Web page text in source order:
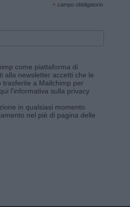
* campo obbligatorio
come piattaforma di
alla newsletter accetti che le
trasferite a Mailchimp per
l'informativa sulla privacy
in qualsiasi momento
nel piè di pagina delle